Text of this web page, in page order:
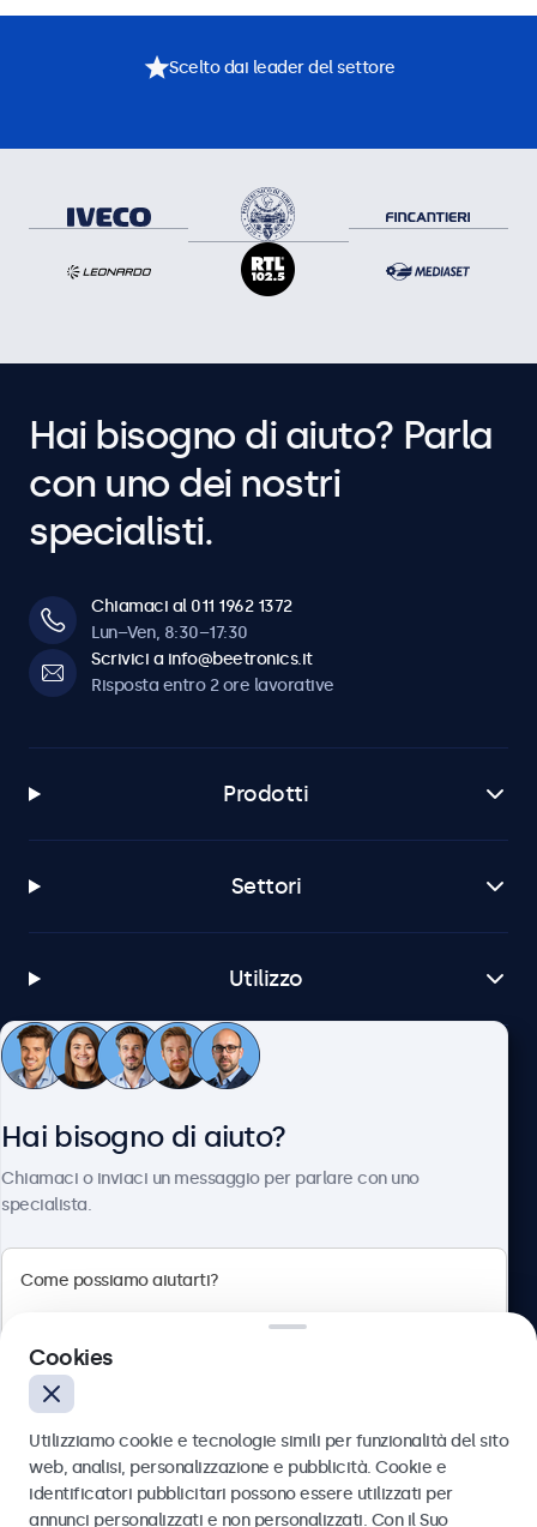
Scelto dai leader del settore
Hai bisogno di aiuto? Parla
con uno dei nostri
specialisti.
Chiamaci al 011 1962 1372
Lun–Ven, 8:30–17:30
Scrivici a info@beetronics.it
Risposta entro 2 ore lavorative
Prodotti
Settori
Utilizzo
Servizio Clienti
Italiano
Hai bisogno di aiuto?
Chiamaci o inviaci un messaggio per parlare con uno
specialista.
Inviare
Cookies
Utilizziamo cookie e tecnologie simili per funzionalità del sito
web, analisi, personalizzazione e pubblicità. Cookie e
identificatori pubblicitari possono essere utilizzati per
annunci personalizzati e non personalizzati. Con il Suo